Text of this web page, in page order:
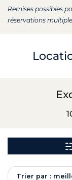
Remises possibles
réservations
Trier par :